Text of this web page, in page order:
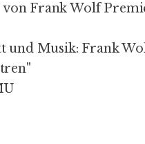
Frank Wolf
und Musik: Frank